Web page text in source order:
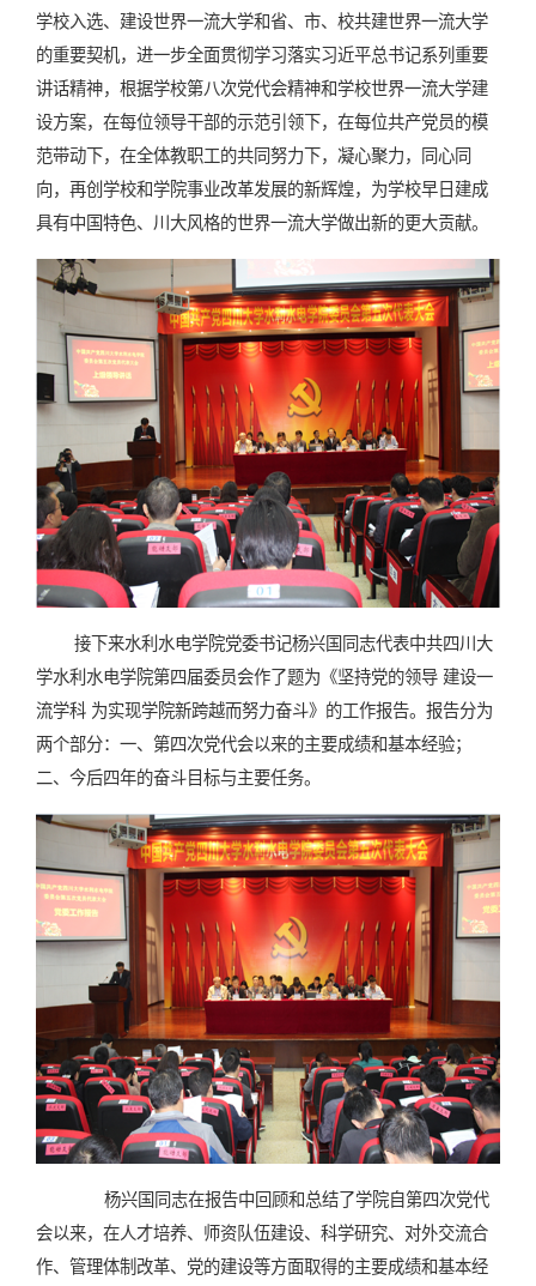
学校入选、建设世界一流大学和省、市、校共建世界一流大学
的重要契机，进一步全面贯彻学习落实习近平总书记系列重要
讲话精神，根据学校第八次党代会精神和学校世界一流大学建
设方案，在每位领导干部的示范引领下，在每位共产党员的模
范带动下，在全体教职工的共同努力下，凝心聚力，同心同
向，再创学校和学院事业改革发展的新辉煌，为学校早日建成
具有中国特色、川大风格的世界一流大学做出新的更大贡献。
接下来水利水电学院党委书记杨兴国同志代表中共四川大
学水利水电学院第四届委员会作了题为《坚持党的领导 建设一
流学科 为实现学院新跨越而努力奋斗》的工作报告。报告分为
两个部分：一、第四次党代会以来的主要成绩和基本经验；
二、今后四年的奋斗目标与主要任务。
杨兴国同志在报告中回顾和总结了学院自第四次党代
会以来，在人才培养、师资队伍建设、科学研究、对外交流合
作、管理体制改革、党的建设等方面取得的主要成绩和基本经